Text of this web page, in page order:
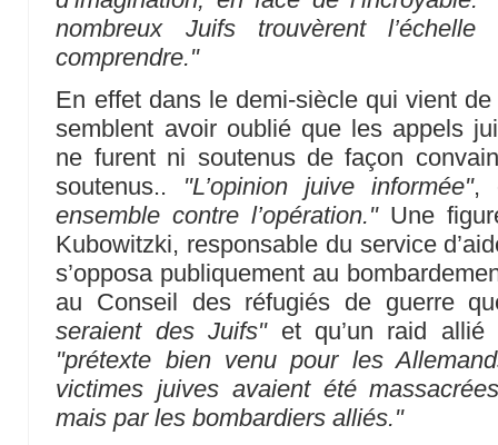
nombreux Juifs trouvèrent
comprendre."
En effet dans le demi-siècle qui vient
semblent avoir oublié que les appels
ne furent ni soutenus de façon
soutenus.. "L’opinion juive informée",
ensemble contre l’opération."Une
Kubowitzki, responsable du service
s’opposa publiquement au
au Conseil des réfugiés de guerre
seraient des Juifs"et qu’un raid allié
"prétexte bien venu pour les
victimes juives avaient été
mais par les bombardiers alliés."